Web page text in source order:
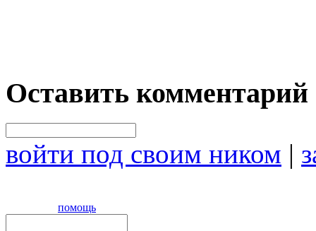
Оставить комментарий
войти под своим ником |
помощь